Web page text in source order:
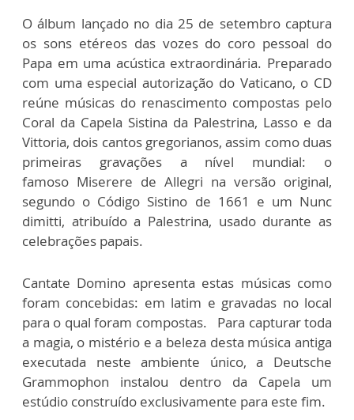
O álbum lançado no dia 25 de setembro captura
os sons etéreos das vozes do coro pessoal do
Papa em uma acústica extraordinária. Preparado
com uma especial autorização do Vaticano, o CD
reúne músicas do renascimento compostas pelo
Coral da Capela Sistina da Palestrina, Lasso e da
Vittoria, dois cantos gregorianos, assim como duas
primeiras gravações a nível mundial: o
famoso Miserere de Allegri na versão original,
segundo o Código Sistino de 1661 e um Nunc
dimitti, atribuído a Palestrina, usado durante as
celebrações papais.
Cantate Domino apresenta estas músicas como
foram concebidas: em latim e gravadas no local
para o qual foram compostas. Para capturar toda
a magia, o mistério e a beleza desta música antiga
executada neste ambiente único, a Deutsche
Grammophon instalou dentro da Capela um
estúdio construído exclusivamente para este fim.